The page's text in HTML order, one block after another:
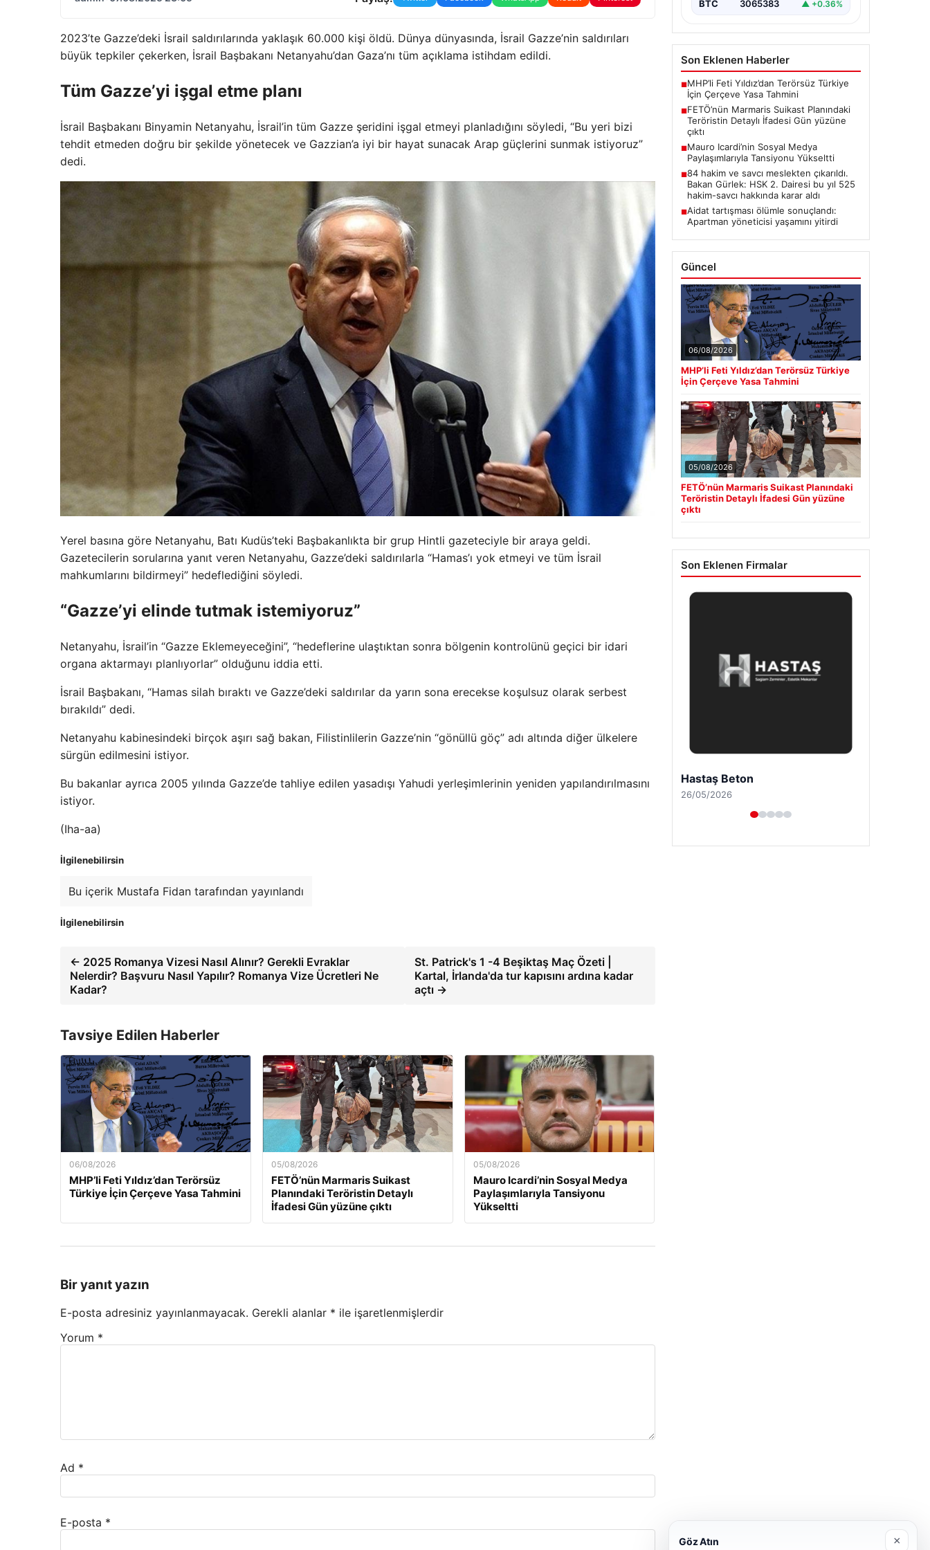
2023’te Gazze’deki İsrail saldırılarında yaklaşık 60.000 kişi öldü. Dünya dünyasında, İsrail Gazze’nin saldırıları
büyük tepkiler çekerken, İsrail Başbakanı Netanyahu’dan Gaza’nı tüm açıklama istihdam edildi.
Tüm Gazze’yi işgal etme planı
İsrail Başbakanı Binyamin Netanyahu, İsrail’in tüm Gazze şeridini işgal etmeyi planladığını söyledi, “Bu yeri bizi
tehdit etmeden doğru bir şekilde yönetecek ve Gazzian’a iyi bir hayat sunacak Arap güçlerini sunmak istiyoruz”
dedi.
Yerel basına göre Netanyahu, Batı Kudüs’teki Başbakanlıkta bir grup Hintli gazeteciyle bir araya geldi.
Gazetecilerin sorularına yanıt veren Netanyahu, Gazze’deki saldırılarla “Hamas’ı yok etmeyi ve tüm İsrail
mahkumlarını bildirmeyi” hedeflediğini söyledi.
“Gazze’yi elinde tutmak istemiyoruz”
Netanyahu, İsrail’in “Gazze Eklemeyeceğini”, “hedeflerine ulaştıktan sonra bölgenin kontrolünü geçici bir idari
organa aktarmayı planlıyorlar” olduğunu iddia etti.
İsrail Başbakanı, “Hamas silah bıraktı ve Gazze’deki saldırılar da yarın sona erecekse koşulsuz olarak serbest
bırakıldı” dedi.
Netanyahu kabinesindeki birçok aşırı sağ bakan, Filistinlilerin Gazze’nin “gönüllü göç” adı altında diğer ülkelere
sürgün edilmesini istiyor.
Bu bakanlar ayrıca 2005 yılında Gazze’de tahliye edilen yasadışı Yahudi yerleşimlerinin yeniden yapılandırılmasını
istiyor.
(Iha-aa)
İlgilenebilirsin
Bu içerik Mustafa Fidan tarafından yayınlandı
İlgilenebilirsin
← 2025 Romanya Vizesi Nasıl Alınır? Gerekli Evraklar
Nelerdir? Başvuru Nasıl Yapılır? Romanya Vize Ücretleri Ne
Kadar?
St. Patrick's 1 -4 Beşiktaş Maç Özeti |
Kartal, İrlanda'da tur kapısını ardına kadar
açtı →
Tavsiye Edilen Haberler
06/08/2026
MHP’li Feti Yıldız’dan Terörsüz
Türkiye İçin Çerçeve Yasa Tahmini
05/08/2026
FETÖ’nün Marmaris Suikast
Planındaki Teröristin Detaylı
İfadesi Gün yüzüne çıktı
05/08/2026
Mauro Icardi’nin Sosyal Medya
Paylaşımlarıyla Tansiyonu
Yükseltti
Bir yanıt yazın
E-posta adresiniz yayınlanmayacak. Gerekli alanlar * ile işaretlenmişlerdir
Yorum *
Ad *
E-posta *
BTC 3065383 ▲ +0.36%
Son Eklenen Haberler
■MHP’li Feti Yıldız’dan Terörsüz Türkiye
İçin Çerçeve Yasa Tahmini
■FETÖ’nün Marmaris Suikast Planındaki
Teröristin Detaylı İfadesi Gün yüzüne
çıktı
■Mauro Icardi’nin Sosyal Medya
Paylaşımlarıyla Tansiyonu Yükseltti
■84 hakim ve savcı meslekten çıkarıldı.
Bakan Gürlek: HSK 2. Dairesi bu yıl 525
hakim-savcı hakkında karar aldı
■Aidat tartışması ölümle sonuçlandı:
Apartman yöneticisi yaşamını yitirdi
Güncel
06/08/2026
MHP’li Feti Yıldız’dan Terörsüz Türkiye
İçin Çerçeve Yasa Tahmini
05/08/2026
FETÖ’nün Marmaris Suikast Planındaki
Teröristin Detaylı İfadesi Gün yüzüne
çıktı
Son Eklenen Firmalar
Enes Kaplan Avukatlık Bürosu
28/04/2026
Göz Atın ×